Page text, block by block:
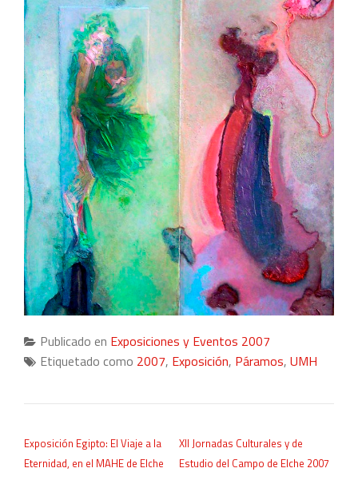
Publicado en Exposiciones y Eventos 2007
Etiquetado como 2007, Exposición, Páramos, UMH
Exposición Egipto: El Viaje a la
Eternidad, en el MAHE de Elche
XII Jornadas Culturales y de
Estudio del Campo de Elche 2007